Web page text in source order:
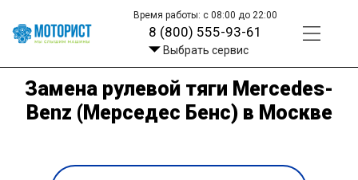
Время работы: с 08:00 до 22:00
8 (800) 555-93-61
Выбрать сервис
Замена рулевой тяги Mercedes-
Benz (Мерседес Бенс) в Москве